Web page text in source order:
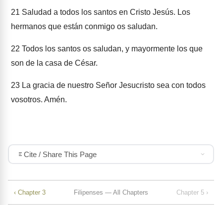
21 Saludad a todos los santos en Cristo Jesús. Los
hermanos que están conmigo os saludan.
22 Todos los santos os saludan, y mayormente los que
son de la casa de César.
23 La gracia de nuestro Señor Jesucristo sea con todos
vosotros. Amén.
Cite / Share This Page
‹ Chapter 3 Filipenses — All Chapters Chapter 5 ›